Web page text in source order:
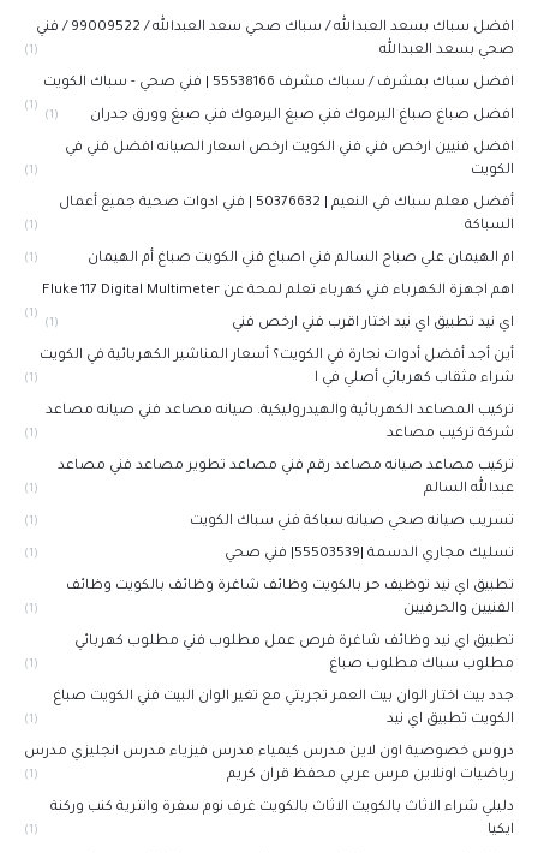
افضل سباك بسعد العبدالله / سباك صحي سعد العبدالله / 99009522 / فني
صحي بسعد العبدالله
(1)
افضل سباك بمشرف / سباك مشرف 55538166 | فني صحي - سباك الكويت
(1)
افضل صباغ صباغ اليرموك فني صبغ اليرموك فني صبغ وورق جدران (1)
افضل فنيين ارخص فني فني الكويت ارخص اسعار الصيانه افضل فني في
الكويت
(1)
أفضل معلم سباك في النعيم | 50376632 | فني ادوات صحية جميع أعمال
السباكة
(1)
ام الهيمان علي صباح السالم فني اصباغ فني الكويت صباغ أم الهيمان (1)
اهم اجهزة الكهرباء فني كهرباء تعلم لمحة عن Fluke 117 Digital Multimeter
(1)
اي نيد تطبيق اي نيد اختار اقرب فني ارخص فني (1)
أين أجد أفضل أدوات نجارة في الكويت؟ أسعار المناشير الكهربائية في الكويت
شراء مثقاب كهربائي أصلي في ا
(1)
تركيب المصاعد الكهربائية والهيدروليكية. صيانه مصاعد فني صيانه مصاعد
شركة تركيب مصاعد
(1)
تركيب مصاعد صيانه مصاعد رقم فني مصاعد تطوير مصاعد فني مصاعد
عبدالله السالم
(1)
تسريب صيانه صحي صيانه سباكة فني سباك الكويت (1)
تسليك مجاري الدسمة |55503539| فني صحي (1)
تطبيق اي نيد توظيف حر بالكويت وظائف شاغرة وظائف بالكويت وظائف
الفنيين والحرفيين
(1)
تطبيق اي نيد وظائف شاغرة فرص عمل مطلوب فني مطلوب كهربائي
مطلوب سباك مطلوب صباغ
(1)
جدد بيت اختار الوان بيت العمر تجربتي مع تغير الوان البيت فني الكويت صباغ
الكويت تطبيق اي نيد
(1)
دروس خصوصية اون لاين مدرس كيمياء مدرس فيزياء مدرس انجليزي مدرس
رياضيات اونلاين مرس عربي محفظ قران كريم
(1)
دليلي شراء الاثاث بالكويت الاثاث بالكويت غرف نوم سفرة وانترية كنب وركنة
ايكيا
(1)